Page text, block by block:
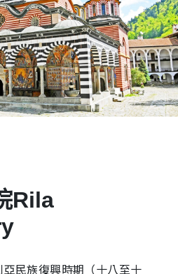
Rila
民族復興時期（十八至十